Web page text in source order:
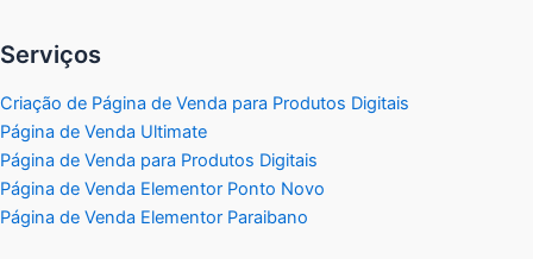
Serviços
Criação de Página de Venda para Produtos Digitais
Página de Venda Ultimate
Página de Venda para Produtos Digitais
Página de Venda Elementor Ponto Novo
Página de Venda Elementor Paraibano